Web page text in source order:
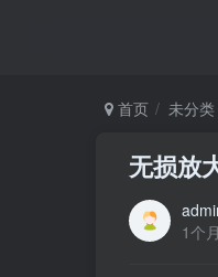
首页 未分类
无损放
1个